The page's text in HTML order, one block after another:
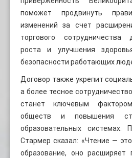
поможет продвинуть
изменений за счет
торгового сотрудничества
роста и улучшения
безопасности работающих
Договор также укрепит
а более тесное
станет ключевым
обществ и повышения
образовательных системах.
Стармер сказал: «Чтение —
образование, оно расширяет